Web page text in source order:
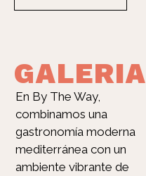
GALERIA
En By The Way,
combinamos una
gastronomía moderna
mediterránea con un
ambiente vibrante de